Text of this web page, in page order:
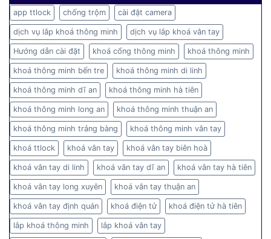
app ttlock chống trộm cài đặt camera
dịch vụ lắp khoá thông minh dịch vụ lắp khoá vân tay
Hướng dẫn cài đặt khoá cổng thông minh khoá thông minh
khoá thông minh bến tre khoá thông minh di linh
khoá thông minh dĩ an khoá thông minh hà tiên
khoá thông minh long an khoá thông minh thuận an
khoá thông minh trảng bàng khoá thông minh vân tay
khoá ttlock khoá vân tay khoá vân tay biên hoà
khoá vân tay di linh khoá vân tay dĩ an khoá vân tay hà tiên
khoá vân tay long xuyên khoá vân tay thuận an
khoá vân tay định quán khoá điện tử khoá điện tử hà tiên
lắp khoá thông minh lắp khoá vân tay